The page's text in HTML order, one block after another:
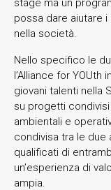
stage ma un
possa dare aiutare
nella società.
Nello specifico le
l’Alliance for YOUth
giovani talenti nella
su progetti
ambientali e
condivisa tra le due
qualificati di
un’esperienza di
ampia.